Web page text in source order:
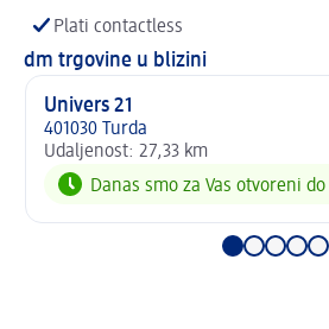
Plati contactless
dm trgovine u blizini
Univers 21
401030 Turda
Udaljenost: 27,33 km
Danas smo za Vas otvoreni do